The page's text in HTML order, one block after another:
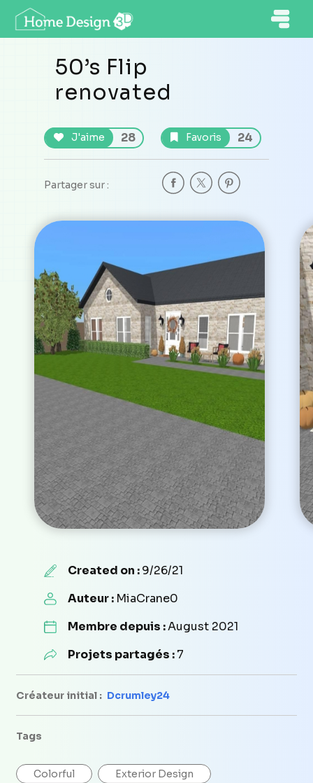
50’s Flip
renovated
J'aime 28 Favoris 24
Partager sur :
Created on :9/26/21
Auteur : MiaCrane0
Membre depuis :August 2021
Projets partagés :7
Créateur initial : Dcrumley24
Tags
Colorful Exterior Design